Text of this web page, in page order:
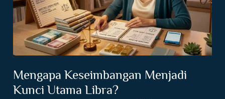
Mengapa Keseimbangan Menjadi
Kunci Utama Libra?